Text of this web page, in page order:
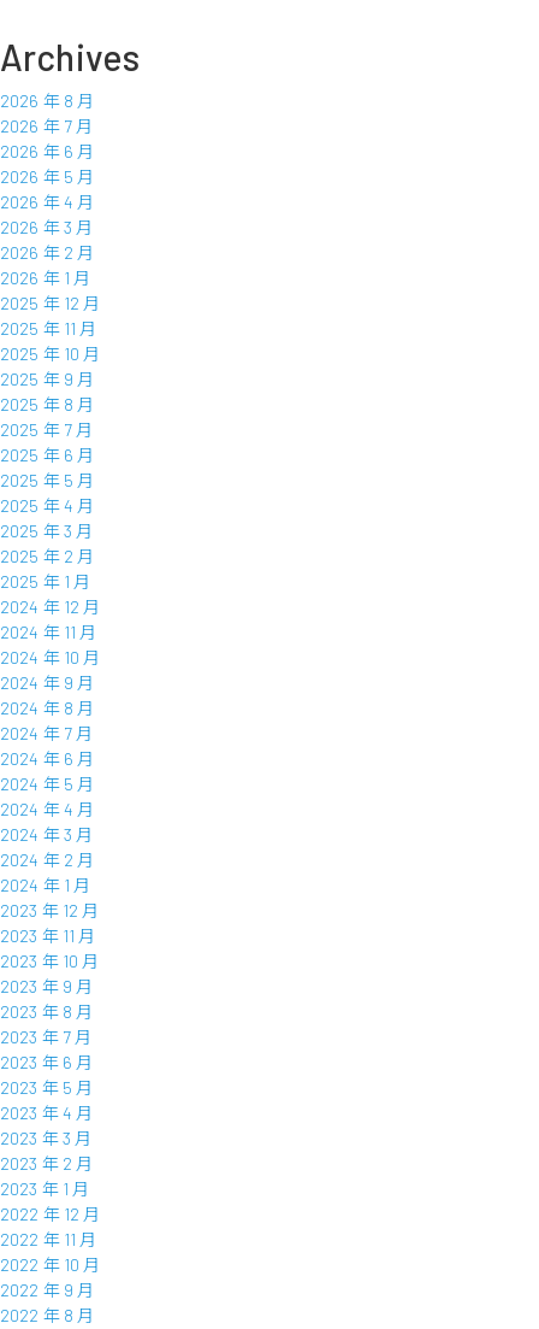
Archives
2026 年 8 月
2026 年 7 月
2026 年 6 月
2026 年 5 月
2026 年 4 月
2026 年 3 月
2026 年 2 月
2026 年 1 月
2025 年 12 月
2025 年 11 月
2025 年 10 月
2025 年 9 月
2025 年 8 月
2025 年 7 月
2025 年 6 月
2025 年 5 月
2025 年 4 月
2025 年 3 月
2025 年 2 月
2025 年 1 月
2024 年 12 月
2024 年 11 月
2024 年 10 月
2024 年 9 月
2024 年 8 月
2024 年 7 月
2024 年 6 月
2024 年 5 月
2024 年 4 月
2024 年 3 月
2024 年 2 月
2024 年 1 月
2023 年 12 月
2023 年 11 月
2023 年 10 月
2023 年 9 月
2023 年 8 月
2023 年 7 月
2023 年 6 月
2023 年 5 月
2023 年 4 月
2023 年 3 月
2023 年 2 月
2023 年 1 月
2022 年 12 月
2022 年 11 月
2022 年 10 月
2022 年 9 月
2022 年 8 月